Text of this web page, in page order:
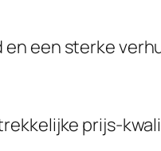
een sterke
prijs-